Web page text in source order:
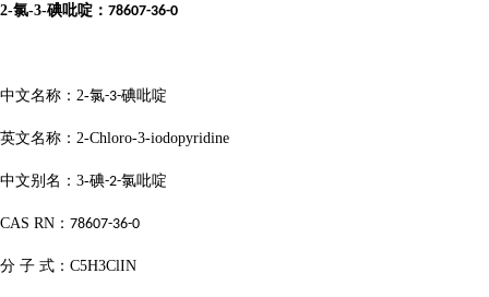
2-氯-3-碘吡啶： 78607-36-0
中文名称： 2-氯-3-碘吡啶
英文名称： 2-Chloro-3-iodopyridine
中文别名： 3-碘-2-氯吡啶
CAS RN ： 78607-36-0
分 子 式： C5H3ClIN